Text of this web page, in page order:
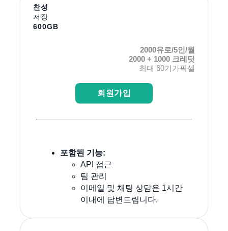
찬성
저장
600GB
2000유로/5인/월
2000 + 1000 크레딧
최대 60기가픽셀
회원가입
포함된 기능:
API 접근
팀 관리
이메일 및 채팅 상담은 1시간
이내에 답변드립니다.